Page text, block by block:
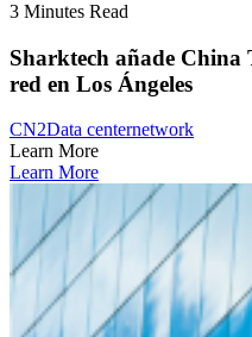
3 Minutes Read
Sharktech añade China
red en Los Ángeles
CN2Data centernetwork
Learn More
Learn More